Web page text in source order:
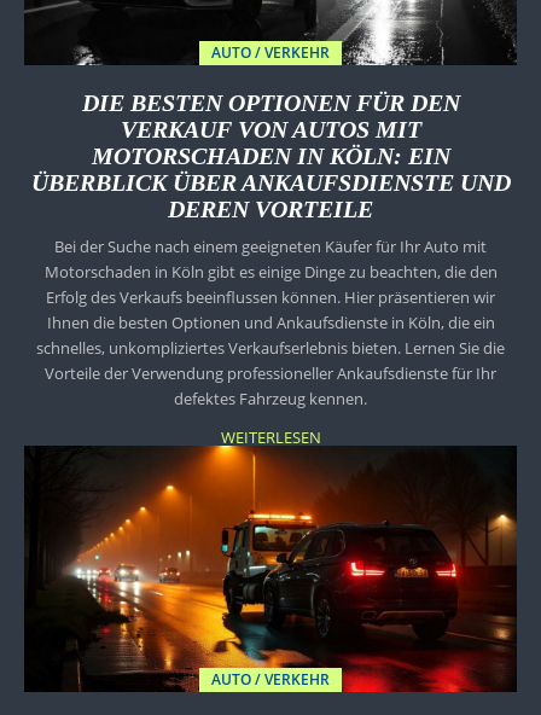
AUTO / VERKEHR
DIE BESTEN OPTIONEN FÜR DEN
VERKAUF VON AUTOS MIT
MOTORSCHADEN IN KÖLN: EIN
ÜBERBLICK ÜBER ANKAUFSDIENSTE UND
DEREN VORTEILE
Bei der Suche nach einem geeigneten Käufer für Ihr Auto mit
Motorschaden in Köln gibt es einige Dinge zu beachten, die den
Erfolg des Verkaufs beeinflussen können. Hier präsentieren wir
Ihnen die besten Optionen und Ankaufsdienste in Köln, die ein
schnelles, unkompliziertes Verkaufserlebnis bieten. Lernen Sie die
Vorteile der Verwendung professioneller Ankaufsdienste für Ihr
defektes Fahrzeug kennen.
WEITERLESEN
AUTO / VERKEHR